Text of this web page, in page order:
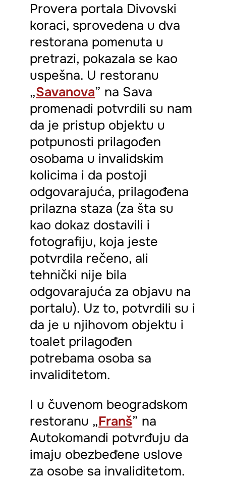
Provera portala Divovski
koraci, sprovedena u dva
restorana pomenuta u
pretrazi, pokazala se kao
uspešna. U restoranu
„Savanova” na Sava
promenadi potvrdili su nam
da je pristup objektu u
potpunosti prilagođen
osobama u invalidskim
kolicima i da postoji
odgovarajuća, prilagođena
prilazna staza (za šta su
kao dokaz dostavili i
fotografiju, koja jeste
potvrdila rečeno, ali
tehnički nije bila
odgovarajuća za objavu na
portalu). Uz to, potvrdili su i
da je u njihovom objektu i
toalet prilagođen
potrebama osoba sa
invaliditetom.
I u čuvenom beogradskom
restoranu „Franš” na
Autokomandi potvrđuju da
imaju obezbeđene uslove
za osobe sa invaliditetom.